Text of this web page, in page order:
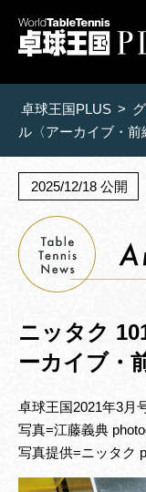
卓球王国PLUS >
ル〈アーカイブ・前
2025/12/18 公開
ニッタク
ーカイブ・
卓球王国2021年3月
写真=江藤義典
写真提供=ニッタク